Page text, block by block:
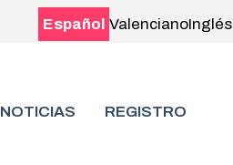
Español ValencianoInglés
NOTICIAS REGISTRO